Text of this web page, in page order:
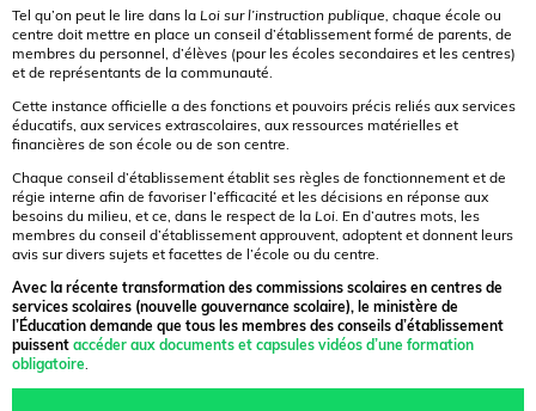
Tel qu’on peut le lire dans la Loi sur l’instruction publique, chaque école ou
centre doit mettre en place un conseil d’établissement formé de parents, de
membres du personnel, d’élèves (pour les écoles secondaires et les centres)
et de représentants de la communauté.
Cette instance officielle a des fonctions et pouvoirs précis reliés aux services
éducatifs, aux services extrascolaires, aux ressources matérielles et
financières de son école ou de son centre.
Chaque conseil d’établissement établit ses règles de fonctionnement et de
régie interne afin de favoriser l’efficacité et les décisions en réponse aux
besoins du milieu, et ce, dans le respect de la Loi. En d’autres mots, les
membres du conseil d’établissement approuvent, adoptent et donnent leurs
avis sur divers sujets et facettes de l’école ou du centre.
Avec la récente transformation des commissions scolaires en centres de
services scolaires (nouvelle gouvernance scolaire), le ministère de
l’Éducation demande que tous les membres des conseils d’établissement
puissent accéder aux documents et capsules vidéos d’une formation
obligatoire.